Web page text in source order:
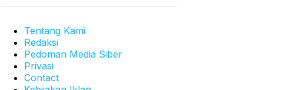
Tentang Kami
Redaksi
Pedoman Media Siber
Privasi
Contact